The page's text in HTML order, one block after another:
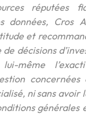
réputées
données, Cros
et
décisions
même
ni sans avoir
générales